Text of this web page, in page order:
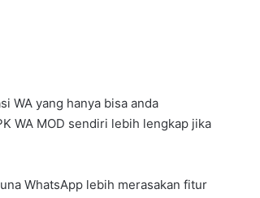
WA yang hanya bisa anda
WA MOD sendiri lebih lengkap jika
WhatsApp lebih merasakan fitur